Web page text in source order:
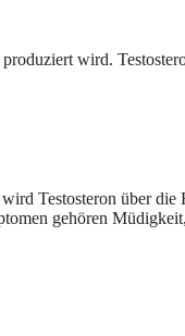
wird.
Testosteron über
gehören